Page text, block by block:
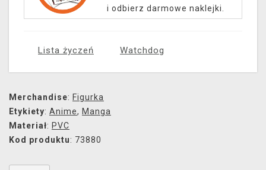
i odbierz darmowe naklejki.
Lista życzeń Watchdog
Merchandise: Figurka
Etykiety: Anime, Manga
Materiał: PVC
Kod produktu: 73880